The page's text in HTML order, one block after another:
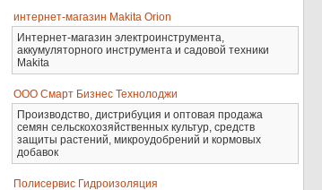
интернет-магазин Makita Orion
Интернет-магазин электроинструмента,
аккумуляторного инструмента и садовой техники
Makita
ООО Смарт Бизнес Технолоджи
Производство, дистрибуция и оптовая продажа
семян сельскохозяйственных культур, средств
защиты растений, микроудобрений и кормовых
добавок
Полисервис Гидроизоляция